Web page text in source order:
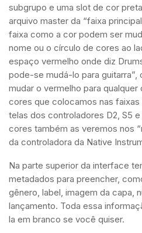
subgrupo e uma slot de cor
arquivo master da “faixa
faixa como a cor podem ser
nome ou o círculo de cores ao
espaço vermelho onde diz
pode-se mudá-lo para
mudar o vermelho para
cores que colocamos nas
telas dos controladores D2, S5
cores também as veremos nos
da controladora da Native
Na parte superior da interface
metadados para preencher,
gênero, label, imagem da capa,
lançamento. Toda essa
la em branco se você quiser.